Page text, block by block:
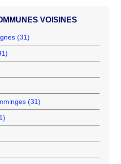
VOISINES
(31)
(31)